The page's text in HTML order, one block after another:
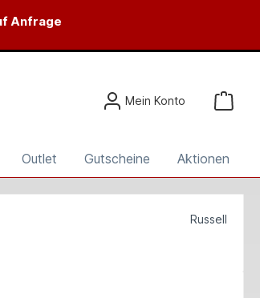
Anfrage
Mein Konto
Outlet Gutscheine Aktionen
Russell